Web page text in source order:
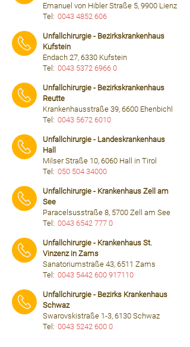
Emanuel von Hibler Straße 5, 9900 Lienz
Tel: 0043 4852 606
Unfallchirurgie - Bezirkskrankenhaus
Kufstein
Endach 27, 6330 Kufstein
Tel: 0043 5372 6966 0
Unfallchirurgie - Bezirkskrankenhaus
Reutte
Krankenhausstraße 39, 6600 Ehenbichl
Tel: 0043 5672 6010
Unfallchirurgie - Landeskrankenhaus
Hall
Milser Straße 10, 6060 Hall in Tirol
Tel: 050 504 34000
Unfallchirurgie - Krankenhaus Zell am
See
Paracelsusstraße 8, 5700 Zell am See
Tel: 0043 6542 777 0
Unfallchirurgie - Krankenhaus St.
Vinzenz in Zams
Sanatoriumstraße 43, 6511 Zams
Tel: 0043 5442 600 917110
Unfallchirurgie - Bezirks Krankenhaus
Schwaz
Swarovskistraße 1-3, 6130 Schwaz
Tel: 0043 5242 600 0